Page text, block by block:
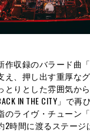
作収録のバラード曲
え、押し出す重厚な
とりとした雰囲気か
IN THE CITY」で
ライヴ・チューン「
時間に渡るステージ